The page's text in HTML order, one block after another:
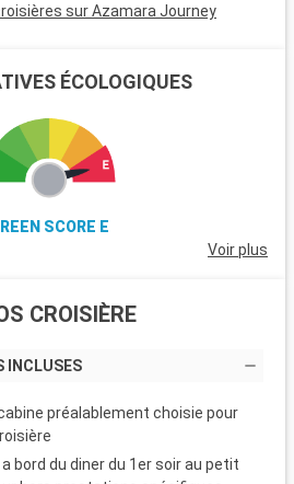
sur Azamara Journey
ÉCOLOGIQUES
SCORE E
Voir plus
CROISIÈRE
INCLUSES
préalablement choisie pour
bord du diner du 1er soir au petit